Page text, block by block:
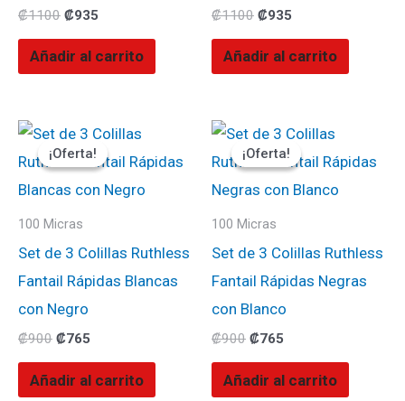
₡1100 ₡935
Añadir al carrito
₡1100 ₡935
Añadir al carrito
¡Oferta!
¡Oferta!
100 Micras
Set de 3 Colillas Ruthless
Fantail Rápidas Blancas
con Negro
₡900
El
precio
original
₡900.
₡765
El
precio
actual
₡765.
Añadir al carrito
¡Oferta!
¡Oferta!
100 Micras
Set de 3 Colillas Ruthless
Fantail Rápidas Negras
con Blanco
₡900
El
precio
original
₡900.
₡765
El
precio
actual
₡765.
Añadir al carrito